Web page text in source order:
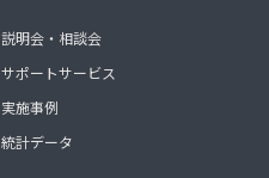
説明会・相談会
サポートサービス
実施事例
統計データ